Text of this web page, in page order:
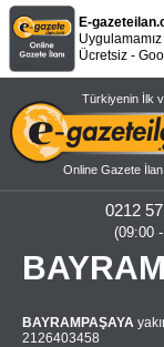
E-
Uygulamamız
Ücretsiz -
Türkiyenin İlk
Online Gazete
0212
(09:00
BAYRAMPAŞAYA
2126403458